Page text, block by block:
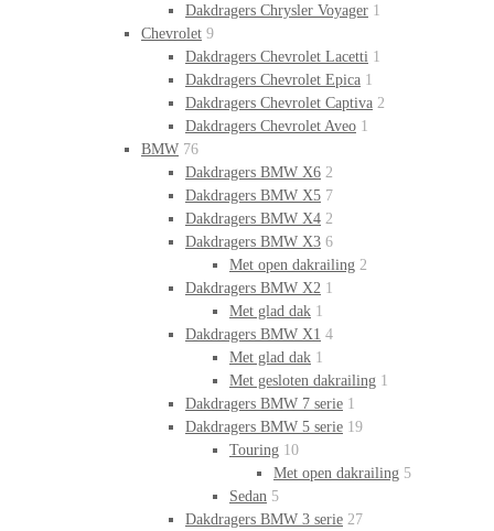
Dakdragers Chrysler Voyager 1
Chevrolet 9
Dakdragers Chevrolet Lacetti 1
Dakdragers Chevrolet Epica 1
Dakdragers Chevrolet Captiva 2
Dakdragers Chevrolet Aveo 1
BMW 76
Dakdragers BMW X6 2
Dakdragers BMW X5 7
Dakdragers BMW X4 2
Dakdragers BMW X3 6
Met open dakrailing 2
Dakdragers BMW X2 1
Met glad dak 1
Dakdragers BMW X1 4
Met glad dak 1
Met gesloten dakrailing 1
Dakdragers BMW 7 serie 1
Dakdragers BMW 5 serie 19
Touring 10
Met open dakrailing 5
Sedan 5
Dakdragers BMW 3 serie 27